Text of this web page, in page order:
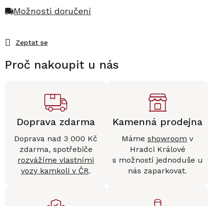
Zeptat se
Možnosti doručení
Proč nakoupit u nás
Doprava zdarma
Doprava nad 3 000 Kč
zdarma, spotřebiče
rozvážíme vlastními
vozy kamkoli v ČR.
Kamenná prodejna
Máme showroom v
Hradci Králové
s možností jednoduše u
nás zaparkovat.